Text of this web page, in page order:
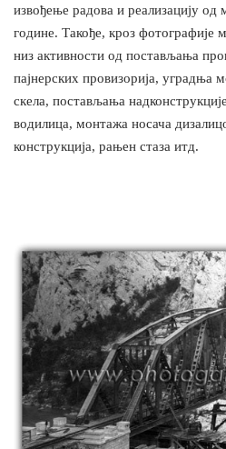
извођење радова и реализацију
године. Такође, кроз
низ активности од постављања
пајнерских провизорија, уградња
скела, постављања
водилица, монтажа носача
конструкција, рањен стаза итд.